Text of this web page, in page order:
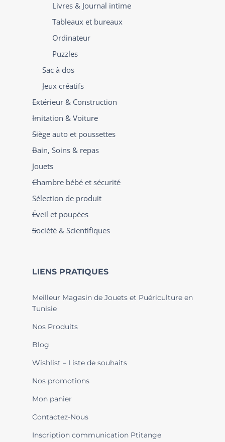
Livres & Journal intime
Tableaux et bureaux
Ordinateur
Puzzles
Sac à dos
Jeux créatifs
Extérieur & Construction
Imitation & Voiture
Siège auto et poussettes
Bain, Soins & repas
Jouets
Chambre bébé et sécurité
Sélection de produit
Éveil et poupées
Société & Scientifiques
LIENS PRATIQUES
Meilleur Magasin de Jouets et Puériculture en
Tunisie
Nos Produits
Blog
Wishlist – Liste de souhaits
Nos promotions
Mon panier
Contactez-Nous
Inscription communication Ptitange